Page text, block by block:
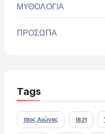
ΜΥΘΟΛΟΓΙΑ
ΠΡΟΣΩΠΑ
Tags
19ος Αιώνας 1821